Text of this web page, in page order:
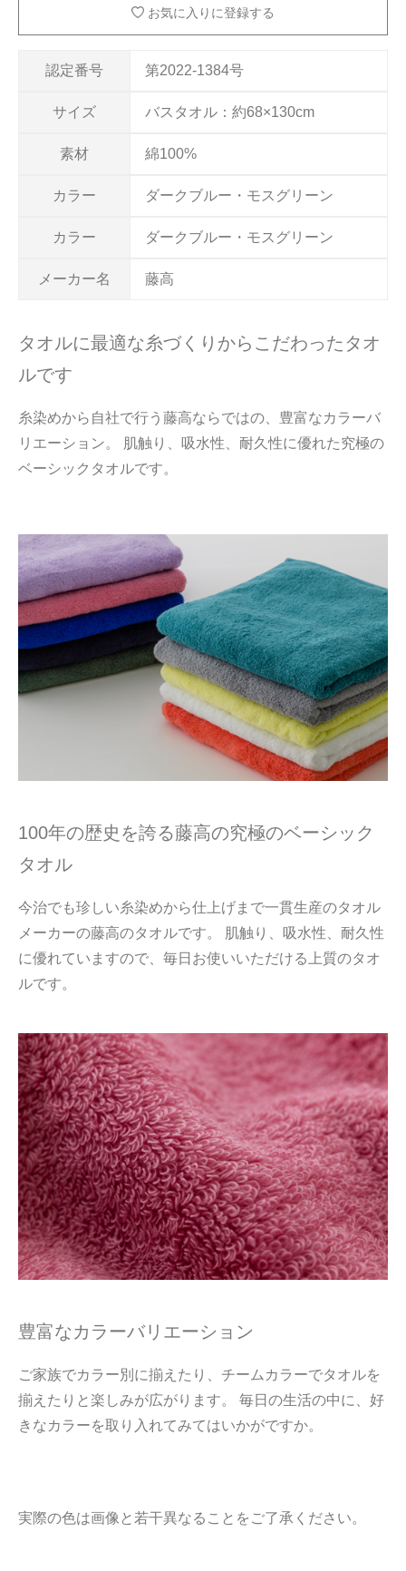
認定番号 第2022-1384号
サイズ バスタオル：約68×130cm
素材 綿100%
カラー ダークブルー・モスグリーン
カラー ダークブルー・モスグリーン
メーカー名 藤高
お気に入りに登録する
タオルに最適な糸づくりからこだわったタオ
ルです
糸染めから自社で行う藤高ならではの、豊富なカラーバ
リエーション。 肌触り、吸水性、耐久性に優れた究極の
ベーシックタオルです。
100年の歴史を誇る藤高の究極のベーシック
タオル
今治でも珍しい糸染めから仕上げまで一貫生産のタオル
メーカーの藤高のタオルです。 肌触り、吸水性、耐久性
に優れていますので、毎日お使いいただける上質のタオ
ルです。
豊富なカラーバリエーション
ご家族でカラー別に揃えたり、チームカラーでタオルを
揃えたりと楽しみが広がります。 毎日の生活の中に、好
きなカラーを取り入れてみてはいかがですか。
実際の色は画像と若干異なることをご了承ください。